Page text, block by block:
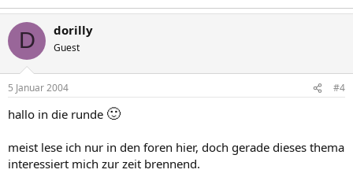
D dorilly
Guest
5 Januar 2004 #4
hallo in die runde 🙂
meist lese ich nur in den foren hier, doch gerade dieses thema
interessiert mich zur zeit brennend.